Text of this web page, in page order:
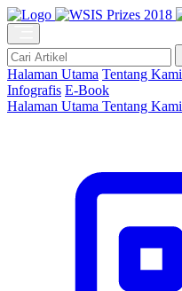
Halaman Utama Tentang Kami
Infografis E-Book
Halaman Utama Tentang Kami